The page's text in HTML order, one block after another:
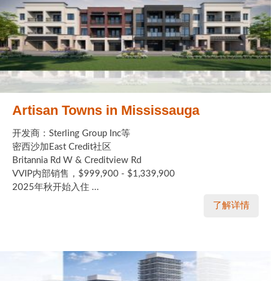
Artisan Towns in Mississauga
开发商：Sterling Group Inc等
密西沙加East Credit社区
Britannia Rd W & Creditview Rd
VVIP内部销售，$999,900 - $1,339,900
2025年秋开始入住 ...
了解详情